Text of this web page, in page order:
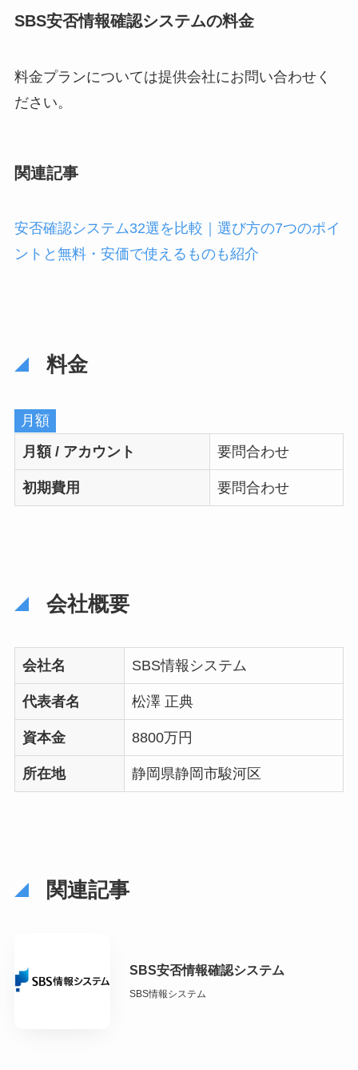
SBS安否情報確認システムの料金
料金プランについては提供会社にお問い合わせく
ださい。
関連記事
安否確認システム32選を比較｜選び方の7つのポイ
ントと無料・安価で使えるものも紹介
料金
月額
月額 / アカウント
要問合わせ
初期費用 要問合わせ
会社概要
会社名 SBS情報システム
代表者名 松澤 正典
資本金 8800万円
所在地 静岡県静岡市駿河区
関連記事
SBS安否情報確認システム
SBS情報システム